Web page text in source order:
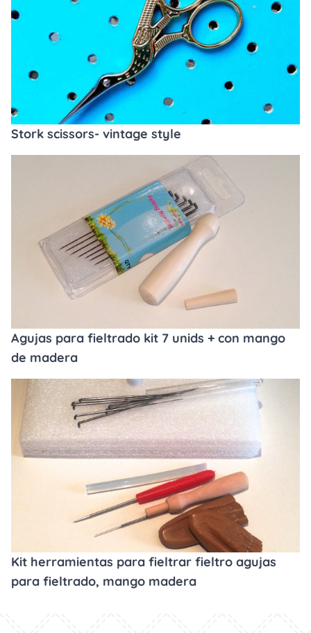
Stork scissors- vintage style
Agujas para fieltrado kit 7 unids + con mango
de madera
Kit herramientas para fieltrar fieltro agujas
para fieltrado, mango madera